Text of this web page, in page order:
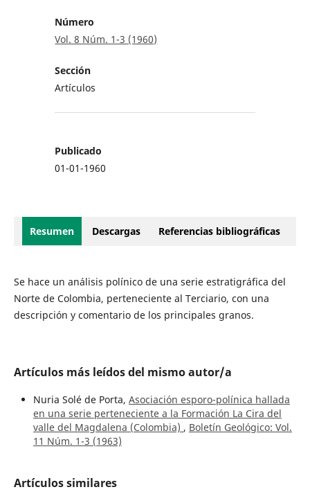
Número
Vol. 8 Núm. 1-3 (1960)
Sección
Artículos
Publicado
01-01-1960
Resumen Descargas Referencias bibliográficas
Se hace un análisis polínico de una serie estratigráfica del
Norte de Colombia, perteneciente al Terciario, con una
descripción y comentario de los principales granos.
Artículos más leídos del mismo autor/a
Nuria Solé de Porta, Asociación esporo-polínica hallada
en una serie perteneciente a la Formación La Cira del
valle del Magdalena (Colombia) , Boletín Geológico: Vol.
11 Núm. 1-3 (1963)
Artículos similares